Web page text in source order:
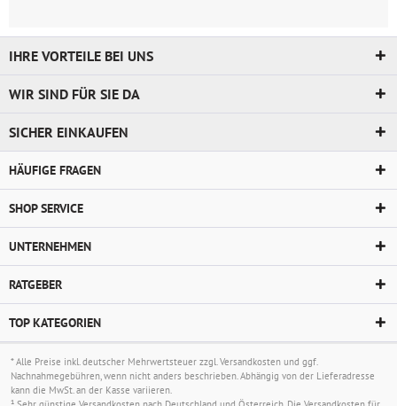
IHRE VORTEILE BEI UNS
WIR SIND FÜR SIE DA
SICHER EINKAUFEN
HÄUFIGE FRAGEN
SHOP SERVICE
UNTERNEHMEN
RATGEBER
TOP KATEGORIEN
* Alle Preise inkl. deutscher Mehrwertsteuer zzgl.Versandkosten und ggf.
Nachnahmegebühren, wenn nicht anders beschrieben. Abhängig von der Lieferadresse
kann die MwSt. an der Kasse variieren.